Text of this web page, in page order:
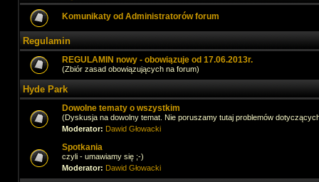
Komunikaty od Administratorów forum
Regulamin
REGULAMIN nowy - obowiązuje od 17.06.2013r.
(Zbiór zasad obowiązujących na forum)
Hyde Park
Dowolne tematy o wszystkim
(Dyskusja na dowolny temat. Nie poruszamy tutaj problemów
Moderator: Dawid Głowacki
Spotkania
czyli - umawiamy się ;-)
Moderator: Dawid Głowacki